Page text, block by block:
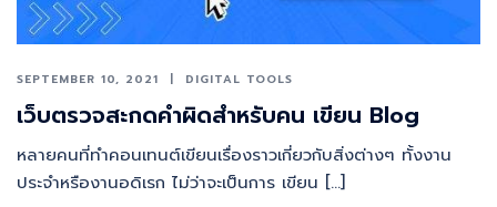
SEPTEMBER 10, 2021 DIGITAL TOOLS
เว็บตรวจสะกดคำผิดสำหรับคน เขียน Blog
หลายคนที่ทำคอนเทนต์เขียนเรื่องราวเกี่ยวกับสิ่งต่างๆ ทั้งงาน
ประจำหรืองานอดิเรก ไม่ว่าจะเป็นการ เขียน […]